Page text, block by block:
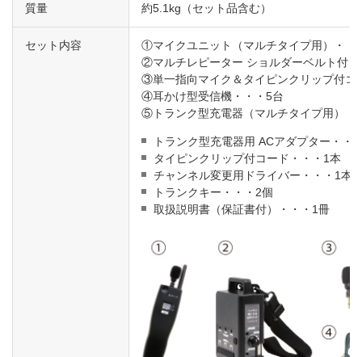
質量 約5.1kg（セット品含む）
セット内容
①マイクユニット（マルチタイプ用）・・
②マルチレピーター ショルダーベルト付・
③単一指向マイク＆タイピンクリップ付コ
④耳かけ型受信機・・・5台
⑤トランク型充電器（マルチタイプ用）・
トランク型充電器用 ACアダプター・・
タイピンクリップ付コード・・・1本
チャンネル変更用ドライバー・・・1本
トランクキー・・・2個
取扱説明書（保証書付）・・・1冊